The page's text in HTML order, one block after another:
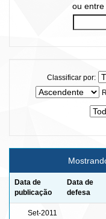
ou entre
Classificar por:
Data de
publicação
Data de
defesa
Set-2011